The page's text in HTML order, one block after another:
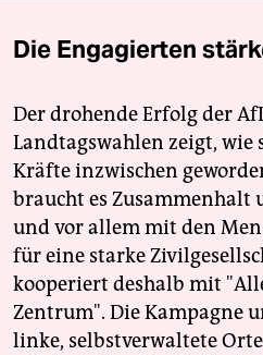
Die Engagierten
Der drohende Erfolg der
Landtagswahlen zeigt, wie
Kräfte inzwischen
braucht es Zusammenhalt
und vor allem mit den
für eine starke
kooperiert deshalb mit
Zentrum". Die Kampagne
linke, selbstverwaltete